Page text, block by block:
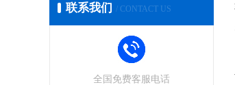
联系我们 / CONTACT US
全国免费客服电话